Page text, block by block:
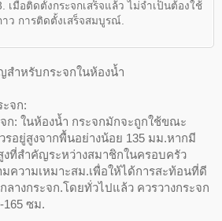
เมื่อติดตั้งกระจกเสร็จแล้ว ไม่จำเป็นต้องใช้
าว การติดตั้งเสร็จสมบูรณ์.
ำหรับกระจกในห้องน้ำ
จก:
ก: ในห้องน้ำ กระจกมักจะถูกใช้ขณะ
รอยู่สูงจากพื้นอย่างน้อย 135 มม.หากมี
ที่สำคัญระหว่างสมาชิกในครอบครัว
ความเหมาะสม.เพื่อให้ได้การสะท้อนที่ดี
างกระจก.โดยทั่วไปแล้ว ควรวางกระจก
165 ซม.